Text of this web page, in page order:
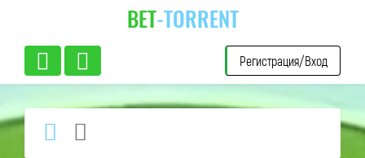
BET-TORRENT
Регистрация/Вход